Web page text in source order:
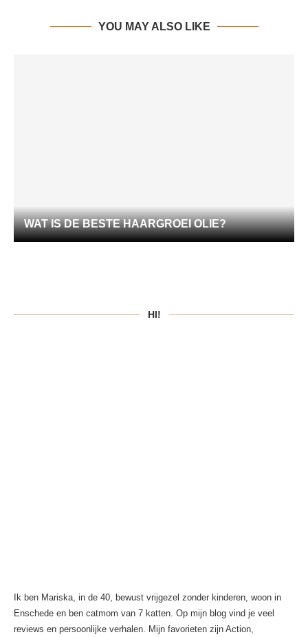
YOU MAY ALSO LIKE
WAT IS DE BESTE HAARGROEI OLIE?
HI!
Ik ben Mariska, in de 40, bewust vrijgezel zonder kinderen, woon in
Enschede en ben catmom van 7 katten. Op mijn blog vind je veel
reviews en persoonlijke verhalen. Mijn favorieten zijn Action,